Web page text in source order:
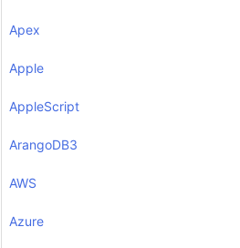
Apex
Apple
AppleScript
ArangoDB3
AWS
Azure